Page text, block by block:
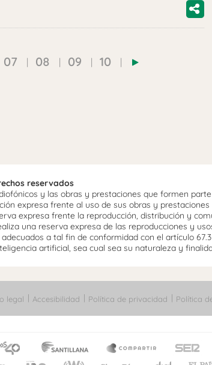
07 08 09 10
reservados
y las obras y prestaciones que formen
expresa frente al uso de sus obras y
expresa frente la reproducción, distribución y
una reserva expresa de las reproducciones y
a tal fin de conformidad con el artículo
artificial, sea cual sea su naturaleza y
legal Accesibilidad Política de privacidad Política